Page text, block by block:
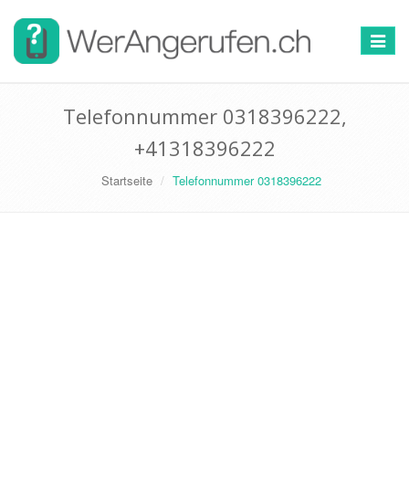
Toggle
Telefonnummer 0318396222,
+41318396222
Startseite Telefonnummer 0318396222